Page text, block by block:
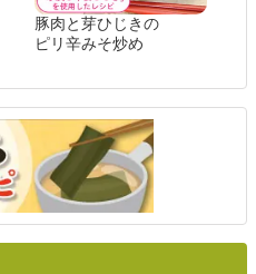
豚肉と芽ひじきの
ピリ辛みそ炒め